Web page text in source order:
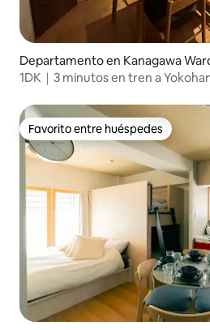
Departamento en Kanagawa
1DK｜3 minutos en tren a
Favorito entre huéspedes
Favorito entre huéspedes